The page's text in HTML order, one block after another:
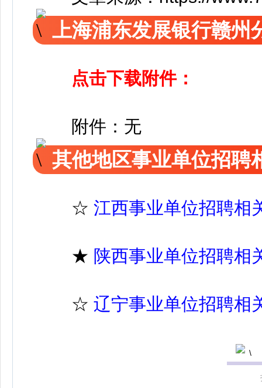
上海浦东发展银行赣州
点击下载附件：
附件：无
其他地区事业单位招聘
☆ 江西事业单位招聘相
★ 陕西事业单位招聘相
☆ 辽宁事业单位招聘相